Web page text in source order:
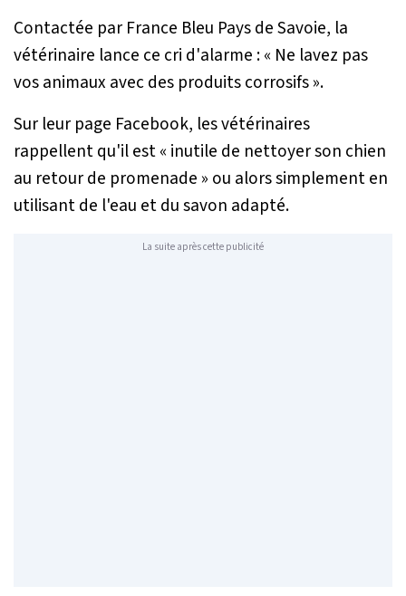
Contactée par France Bleu Pays de Savoie, la
vétérinaire lance ce cri d'alarme :« Ne lavez pas
vos animaux avec des produits corrosifs ».
Sur leur page Facebook, les vétérinaires
rappellent qu'il est« inutile de nettoyer son chien
au retour de promenade » ou alors simplement en
utilisant de l'eau et du savon adapté.
La suite après cette publicité